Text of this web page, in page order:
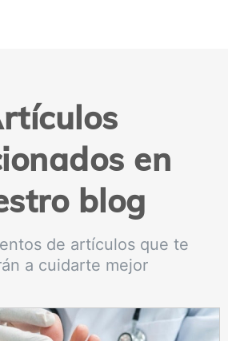
en
blog
de artículos que te
a cuidarte mejor